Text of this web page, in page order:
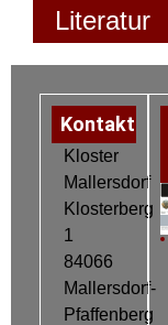
Literatur
Kontakt
Kloster
Mallersdorf
Klosterberg
1
84066
Mallersdorf-
Pfaffenberg